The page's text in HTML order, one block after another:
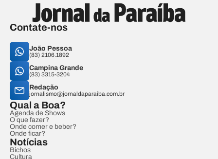
Contate-nos
João Pessoa
(83) 2106.1892
Campina Grande
(83) 3315-3204
Redação
jornalismo@jornaldaparaiba.com.br
Qual a Boa?
Agenda de Shows
O que fazer?
Onde comer e beber?
Onde ficar?
Notícias
Bichos
Cultura